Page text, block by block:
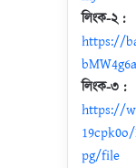
লিংক-২ :
https://
লিংক-৩ :
https://
19cpk0o/
pg/file